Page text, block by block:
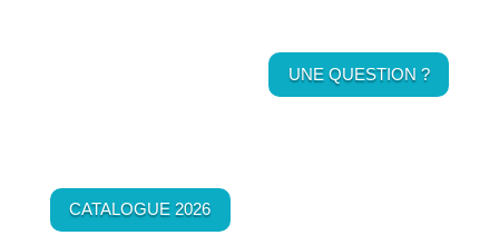
UNE QUESTION ?
CATALOGUE 2026